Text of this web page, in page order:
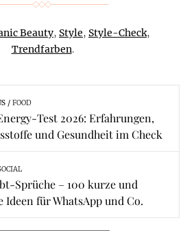
Beauty, Style, Style-Check,
Trendfarben.
FOOD
Test 2026: Erfahrungen,
und Gesundheit im Check
Sprüche – 100 kurze und
Ideen für WhatsApp und Co.